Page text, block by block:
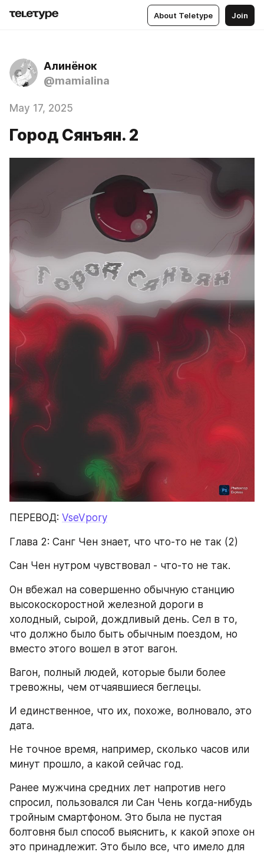
About Teletype Join
Алинёнок
@mamialina
May 17, 2025
Город Сянъян. 2
ПЕРЕВОД: VseVpory
Глава 2: Санг Чен знает, что что-то не так (2)
Сан Чен нутром чувствовал - что-то не так.
Он вбежал на совершенно обычную станцию
высокоскоростной железной дороги в
холодный, сырой, дождливый день. Сел в то,
что должно было быть обычным поездом, но
вместо этого вошел в этот вагон.
Вагон, полный людей, которые были более
тревожны, чем отчаявшиеся беглецы.
И единственное, что их, похоже, волновало, это
дата.
Не точное время, например, сколько часов или
минут прошло, а какой сейчас год.
Ранее мужчина средних лет напротив него
спросил, пользовался ли Сан Чень когда-нибудь
тройным смартфоном. Это была не пустая
болтовня был способ выяснить, к какой эпохе он
это принадлежит. Это было все, что имело для